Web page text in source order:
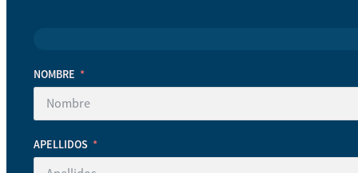
NOMBRE
APELLIDOS